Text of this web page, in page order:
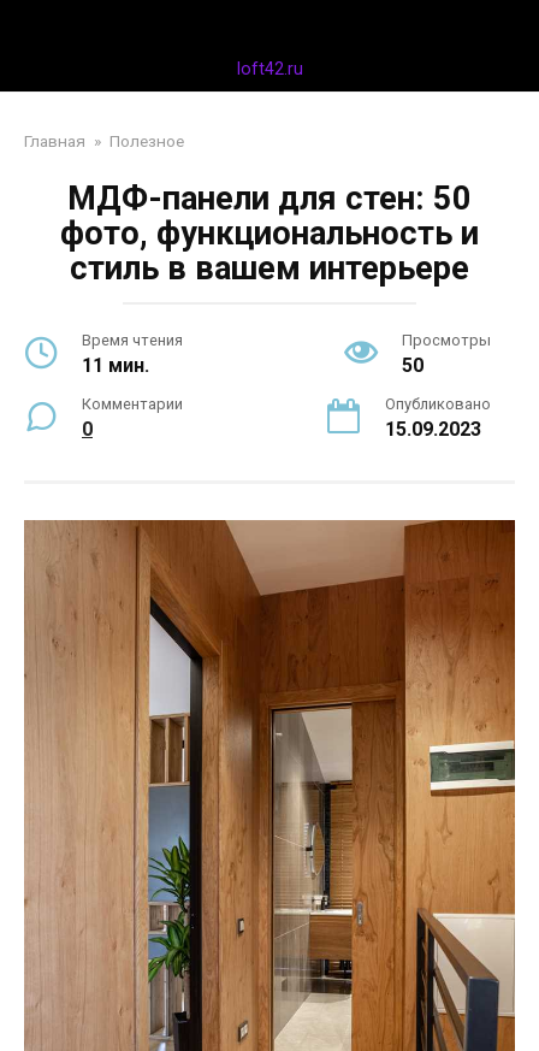
loft42.ru
Главная » Полезное
МДФ-панели для стен: 50
фото, функциональность и
стиль в вашем интерьере
Время чтения
11 мин.
Просмотры
50
Комментарии
0
Опубликовано
15.09.2023